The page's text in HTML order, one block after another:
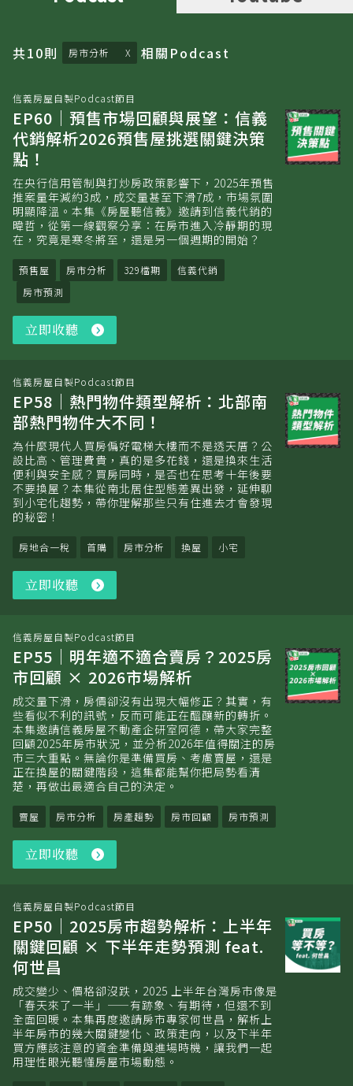
共10則 房市分析 相關 Podcast
信義房屋自製Podcast節目
EP60｜預售市場回顧與展望：信義
代銷解析2026預售屋挑選關鍵決策
點！
在央行信用管制與打炒房政策影響下，2025年預售
推案量年減約3成，成交量甚至下滑7成，市場氛圍
明顯降溫。本集《房屋聽信義》邀請到信義代銷的
暐哲，從第一線觀察分享：在房市進入冷靜期的現
在，究竟是寒冬將至，還是另一個週期的開始？
預售屋 房市分析 329檔期
信義代銷
房市預測
立即收聽
即
信義房屋自製Podcast節目
EP58｜熱門物件類型解析：北部南
部熱門物件大不同！
為什麼現代人買房偏好電梯大樓而不是透天厝？公
設比高、管理費貴，真的是多花錢，還是換來生活
便利與安全感？買房同時，是否也在思考十年後要
不要換屋？本集從南北居住型態差異出發，延伸聊
到小宅化趨勢，帶你理解那些只有住進去才會發現
的秘密！
房地合一稅 首購 房市分析 換屋 小宅
立即收聽
即
信義房屋自製Podcast節目
EP55｜明年適不適合賣房？2025房
市回顧 × 2026市場解析
成交量下滑，房價卻沒有出現大幅修正？其實，有
些看似不利的訊號，反而可能正在醞釀新的轉折。
本集邀請信義房屋不動產企研室阿德，帶大家完整
回顧2025年房市狀況，並分析2026年值得關注的房
市三大重點。無論你是準備買房、考慮賣屋，還是
正在換屋的關鍵階段，這集都能幫你把局勢看清
楚，再做出最適合自己的決定。
賣屋 房市分析 房產趨勢 房市回顧 房市預測
立即收聽
即
信義房屋自製Podcast節目
EP50｜2025房市趨勢解析：上半年
關鍵回顧 × 下半年走勢預測 feat.
何世昌
成交變少、價格卻沒跌，2025 上半年台灣房市像是
「春天來了一半」——有跡象、有期待，但還不到
全面回暖。本集再度邀請房市專家何世昌，解析上
半年房市的幾大關鍵變化、政策走向，以及下半年
買方應該注意的資金準備與進場時機，讓我們一起
用理性眼光聽懂房屋市場動態。